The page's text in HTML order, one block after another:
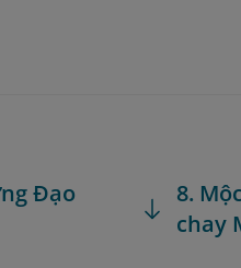
Đạo
8.
chay